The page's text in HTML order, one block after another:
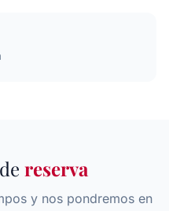
reserva
y nos pondremos en